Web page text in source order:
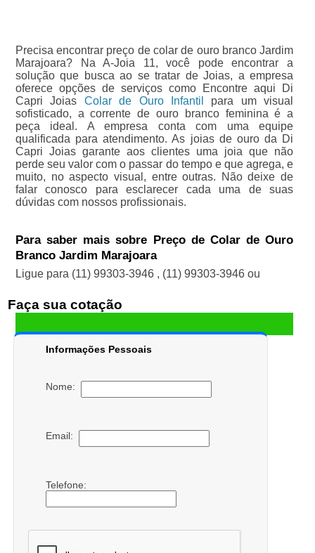
Precisa encontrar preço de colar de ouro branco Jardim
Marajoara? Na A-Joia 11, você pode encontrar a
solução que busca ao se tratar de Joias, a empresa
oferece opções de serviços como Encontre aqui Di
Capri Joias Colar de Ouro Infantil
para um visual
sofisticado, a corrente de ouro branco feminina é a
peça ideal. A empresa conta com uma equipe
qualificada para atendimento. As joias de ouro da Di
Capri Joias garante aos clientes uma joia que não
perde seu valor com o passar do tempo e que agrega, e
muito, no aspecto visual, entre outras. Não deixe de
falar conosco para esclarecer cada uma de suas
dúvidas com nossos profissionais.
Para saber mais sobre Preço de Colar de Ouro
Branco Jardim Marajoara
Ligue para (11) 99303-3946 , (11) 99303-3946 ou
Faça sua cotação
Informações Pessoais
Nome:
Email:
Telefone: